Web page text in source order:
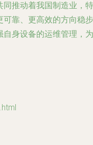
推动着我国制造业，特
靠、更高效的方向稳步
身设备的运维管理，为